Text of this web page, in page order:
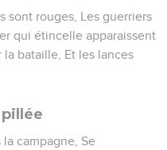
sont rouges, Les guerriers
qui étincelle apparaissent
bataille, Et les lances
la campagne, Se